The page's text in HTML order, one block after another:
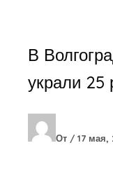
В
украли 25
От / 17 мая,